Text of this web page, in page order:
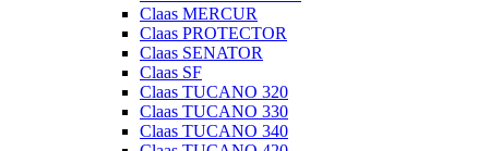
Claas MERCUR
Claas PROTECTOR
Claas SENATOR
Claas SF
Claas TUCANO 320
Claas TUCANO 330
Claas TUCANO 340